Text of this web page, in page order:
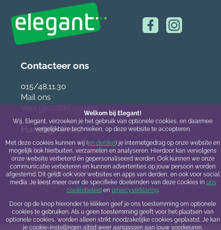
Contacteer ons
015/48.11.30
Mail ons
Handige links
Verhuizen
Over ons
Werken bij Elegant
Tariefkaarten
© copyright 2026 -Privacy Policy-Cookiebeleid
Welkom bij Elegant!
Wij, Elegant, verzoeken je het gebruik van optionele cookies, en daarmee
vergelijkbare technieken, op deze website te accepteren.
Met deze cookies kunnen wij (en derden) je internetgedrag op onze website en
mogelijk ook hierbuiten, verzamelen en analyseren. Hierdoor kan vervolgens
onze website verbeterd én gepersonaliseerd worden. Ook kunnen we onze
communicatie verbeteren en kunnen advertenties op jouw persoon worden
afgestemd. Dit geldt ook voor websites en apps van derden, en ook voor social
media. Je leest meer over de specifieke doeleinden van deze cookies in ons
cookiebeleiden privacyverklaring.
Door op de knop hieronder te klikken geef je ons toestemming om optionele
cookies te gebruiken. Als u geen toestemming geeft voor het plaatsen van
optionele cookies, worden alleen strikt noodzakelijke cookies geplaatst. Je kan
je cookie-instellingen altijd weer aanpassen aan jouw voorkeuren.